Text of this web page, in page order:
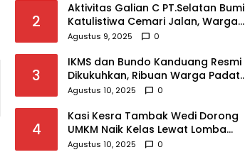
2
Aktivitas Galian C PT.Selatan Bumi
Katulistiwa Cemari Jalan, Warga
Resah
Agustus 9, 2025 0
3
IKMS dan Bundo Kanduang Resmi
Dikukuhkan, Ribuan Warga Padati
Taman Motuyoko
Agustus 10, 2025 0
4
Kasi Kesra Tambak Wedi Dorong
UMKM Naik Kelas Lewat Lomba
Kreasi Menu Ubi dan Giat KSH
Agustus 10, 2025 0